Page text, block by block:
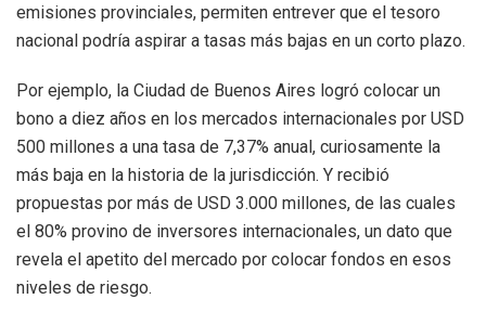
emisiones provinciales, permiten entrever que el tesoro
nacional podría aspirar a tasas más bajas en un corto plazo.
Por ejemplo, la Ciudad de Buenos Aires logró colocar un
bono a diez años en los mercados internacionales por USD
500 millones a una tasa de 7,37% anual, curiosamente la
más baja en la historia de la jurisdicción. Y recibió
propuestas por más de USD 3.000 millones, de las cuales
el 80% provino de inversores internacionales, un dato que
revela el apetito del mercado por colocar fondos en esos
niveles de riesgo.